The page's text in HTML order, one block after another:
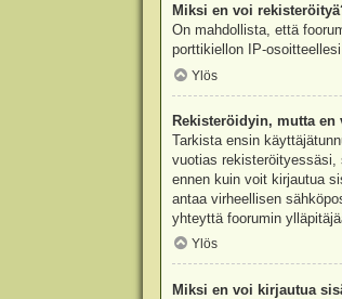
Miksi en voi
On mahdollista, että
porttikiellon IP-
Ylös
Rekisteröidyin, mutta en
Tarkista ensin
vuotias rekisteröityessäsi,
ennen kuin voit kirjautua
antaa virheellisen
yhteyttä foorumin
Ylös
Miksi en voi kirjautua